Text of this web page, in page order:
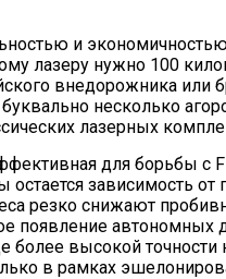
и
лазеру нужно 100
внедорожника или
несколько
лазерных
для борьбы с
зависимость
резко снижают
появление
более высокой точности
в рамках